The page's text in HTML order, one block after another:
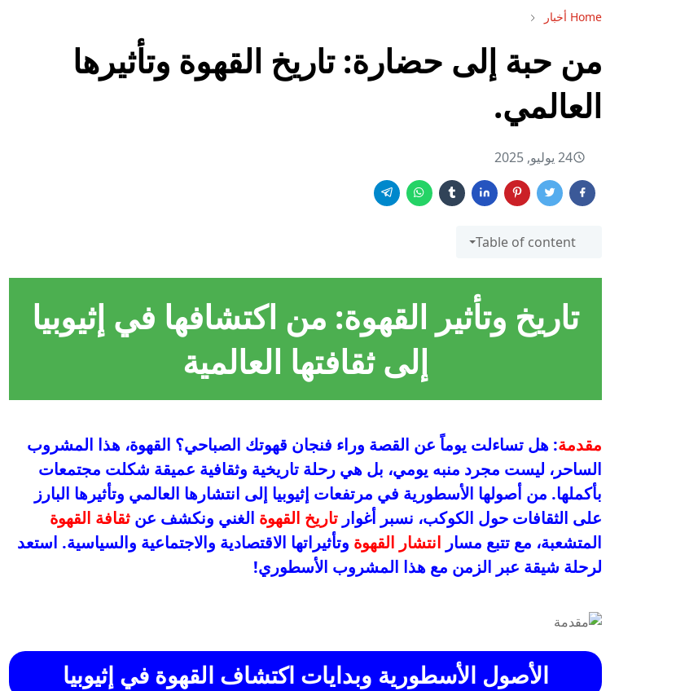
Home أخبار
من حبة إلى حضارة: تاريخ القهوة وتأثيرها
العالمي.
24 يوليو, 2025
Table of content
تاريخ وتأثير القهوة: من اكتشافها في إثيوبيا
إلى ثقافتها العالمية
مقدمة: هل تساءلت يوماً عن القصة وراء فنجان قهوتك الصباحي؟ القهوة، هذا المشروب
الساحر، ليست مجرد منبه يومي، بل هي رحلة تاريخية وثقافية عميقة شكلت مجتمعات
بأكملها. من أصولها الأسطورية في مرتفعات إثيوبيا إلى انتشارها العالمي وتأثيرها البارز
على الثقافات حول الكوكب، نسبر أغوار تاريخ القهوة الغني ونكشف عن ثقافة القهوة
المتشعبة، مع تتبع مسار انتشار القهوة وتأثيراتها الاقتصادية والاجتماعية والسياسية. استعد
لرحلة شيقة عبر الزمن مع هذا المشروب الأسطوري!
الأصول الأسطورية وبدايات اكتشاف القهوة في إثيوبيا